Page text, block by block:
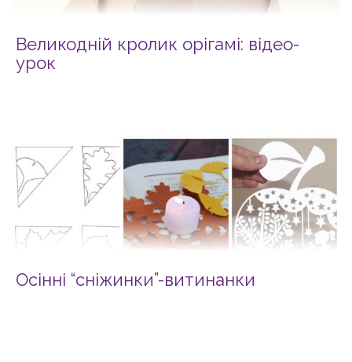
Великодній кролик орігамі: відео-
урок
Осінні “сніжинки”-витинанки